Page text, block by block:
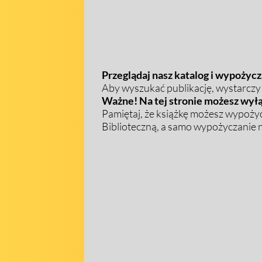
Przeglądaj nasz katalog i
Aby wyszukać publikację,
Ważne! Na tej stronie możesz
Pamiętaj, że książkę możesz
Biblioteczną, a samo wypożyczanie